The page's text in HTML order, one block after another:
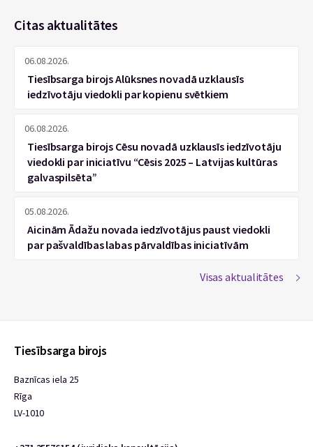
Citas aktualitātes
06.08.2026.
Tiesībsarga birojs Alūksnes novadā uzklausīs
iedzīvotāju viedokli par kopienu svētkiem
06.08.2026.
Tiesībsarga birojs Cēsu novadā uzklausīs iedzīvotāju
viedokli par iniciatīvu “Cēsis 2025 – Latvijas kultūras
galvaspilsēta”
05.08.2026.
Aicinām Ādažu novada iedzīvotājus paust viedokli
par pašvaldības labas pārvaldības iniciatīvām
Visas aktualitātes
Tiesībsarga birojs
Baznīcas iela 25
Rīga
LV-1010